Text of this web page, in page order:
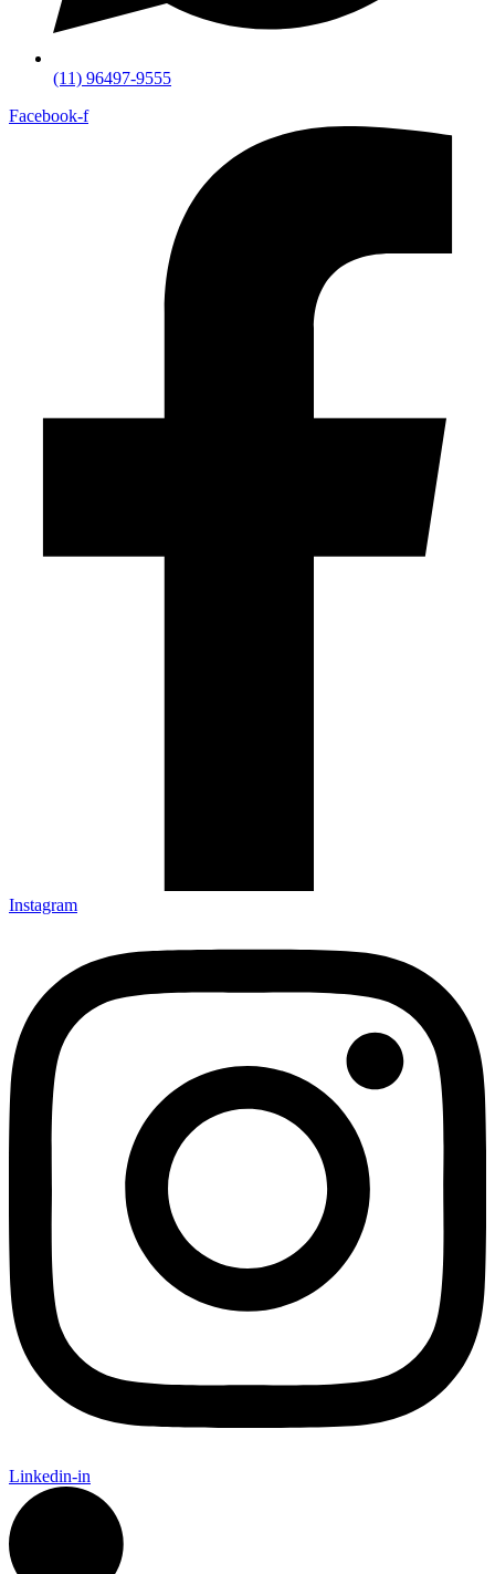
(11) 96497-9555
Facebook-f
Instagram
Linkedin-in